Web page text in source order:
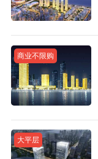
商业不限购
大平层